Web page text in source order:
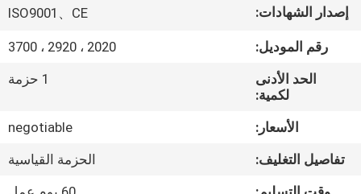
جولة
المعمل
الجودة
إصدار الشهادات: ISO9001、CE
رقم الموديل:
2020 ، 2920 ، 3700
الحد الأدنى
لكمية:
1 حزمة
الأسعار:
negotiable
تفاصيل التغليف:
الحزمة القياسية